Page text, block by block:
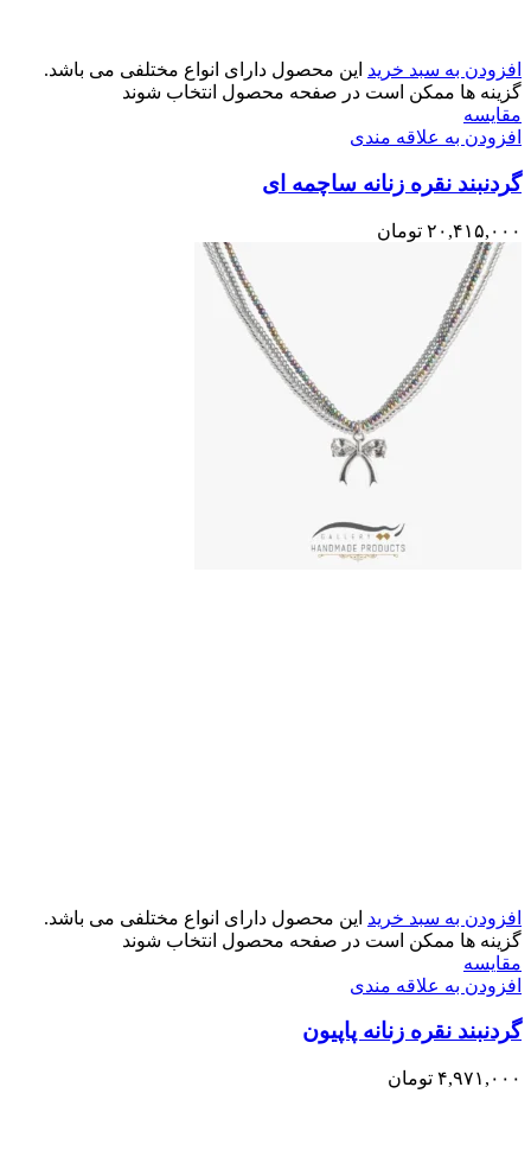
افزودن به سبد خرید این محصول دارای انواع مختلفی می باشد.
گزینه ها ممکن است در صفحه محصول انتخاب شوند
مقایسه
افزودن به علاقه مندی
گردنبند نقره زنانه ساچمه ای
۲۰,۴۱۵,۰۰۰ تومان
افزودن به سبد خرید این محصول دارای انواع مختلفی می باشد.
گزینه ها ممکن است در صفحه محصول انتخاب شوند
مقایسه
افزودن به علاقه مندی
گردنبند نقره زنانه پاپیون
۴,۹۷۱,۰۰۰ تومان